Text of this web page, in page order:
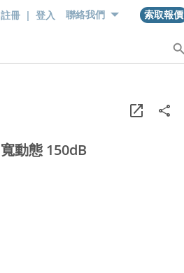
註冊 | 登入 聯絡我們 索取報價
動態 150dB